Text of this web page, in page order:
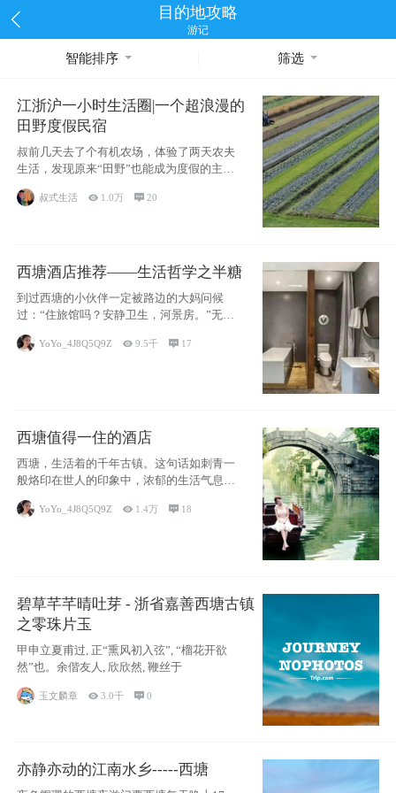
目的地攻略
游记
智能排序 筛选
江浙沪一小时生活圈|一个超浪漫的
田野度假民宿
叔前几天去了个有机农场，体验了两天农夫
生活，发现原来“田野”也能成为度假的主旋
律。江
叔式生活  1.0万 20
西塘酒店推荐——生活哲学之半糖
到过西塘的小伙伴一定被路边的大妈问候
过：“住旅馆吗？安静卫生，河景房。”无意
YoYo_4J8Q5Q9Z 9.5千  17
西塘值得一住的酒店
西塘，生活着的千年古镇。这句话如刺青一
般烙印在世人的印象中，浓郁的生活气息，
小桥流水
YoYo_4J8Q5Q9Z  1.4万  18
碧草芊芊晴吐芽 - 浙省嘉善西塘古镇
之零珠片玉
甲申立夏甫过, 正“熏风初入弦”, “榴花开欲
然”也。余偕友人, 欣欣然, 鞭丝于
玉文麟章  3.0千 0
亦静亦动的江南水乡-----西塘